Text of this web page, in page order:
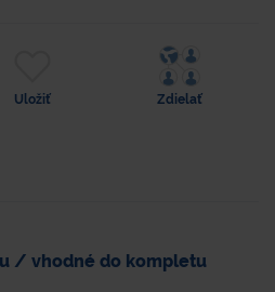
Uložiť Zdielať
/ vhodné do kompletu